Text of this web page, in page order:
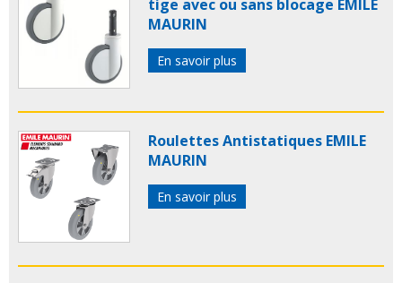
tige avec ou sans blocage EMILE
MAURIN
En savoir plus
Roulettes Antistatiques EMILE
MAURIN
En savoir plus